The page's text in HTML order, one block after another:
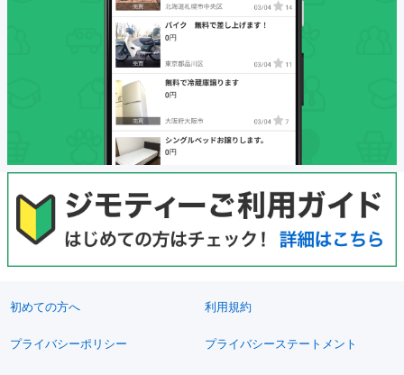
初めての方へ 利用規約
プライバシーポリシー プライバシーステートメント